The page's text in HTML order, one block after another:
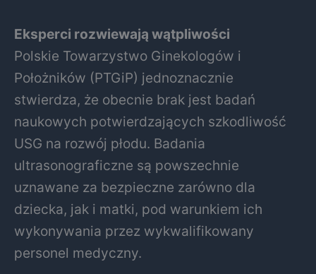
Eksperci rozwiewają wątpliwości
Polskie Towarzystwo Ginekologów i
Położników (PTGiP) jednoznacznie
stwierdza, że obecnie brak jest badań
naukowych potwierdzających szkodliwość
USG na rozwój płodu. Badania
ultrasonograficzne są powszechnie
uznawane za bezpieczne zarówno dla
dziecka, jak i matki, pod warunkiem ich
wykonywania przez wykwalifikowany
personel medyczny.